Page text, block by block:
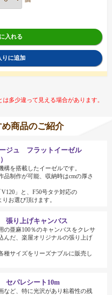
入れる
りに追加
多少違って見える場合があります。
め商品のご紹介
ジュ フラットイーゼル
構を搭載したイーゼルです。
品制作が可能、収納時はcmの厚さ
」と、F50号タテ対応の
りお選び頂けます。
張り上げキャンバス
の亜麻100％のキャンバスをクレサ
んだ、楽屋オリジナルの張り上げ
種サイズをリーズナブルに販売し
セパレシート10m
など、特に光沢があり粘着性の残